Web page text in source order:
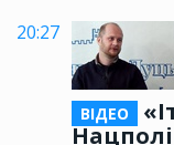
20:27
ВІДЕО